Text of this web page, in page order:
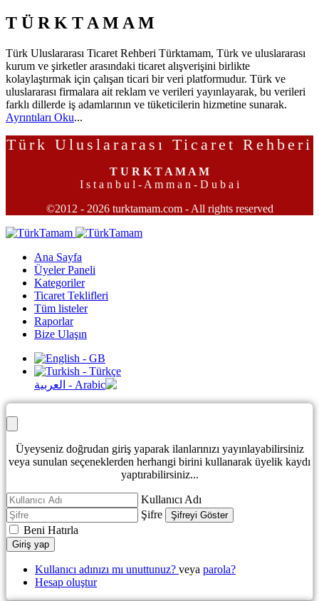
T Ü R K T A M A M
Türk Uluslararası Ticaret Rehberi Türktamam, Türk ve uluslararası
kurum ve şirketler arasındaki ticaret alışverişini birlikte
kolaylaştırmak için çalışan ticari bir veri platformudur. Türk ve
uluslararası firmalara ait reklam ve verileri yayınlayarak, bu verileri
farklı dillerde iş adamlarının ve tüketicilerin hizmetine sunarak.
Ayrıntıları Oku...
Türk Uluslararası Ticaret Rehberi
T U R K T A M A M
I s t a n b u l - A m m a n - D u b a i
©2012 - 2026 turktamam.com - All rights reserved
Ana Sayfa
Üyeler Paneli
Kategoriler
Ticaret Teklifleri
Tüm listeler
Raporlar
Bize Ulaşın
Üyeyseniz doğrudan giriş yaparak ilanlarınızı yayınlayabilirsiniz
veya sunulan seçeneklerden herhangi birini kullanarak üyelik kaydı
yaptırabilirsiniz...
Kullanıcı Adı
Şifre
Şifreyi Göster
Beni Hatırla
Giriş yap
Kullanıcı adınızı mı unuttunuz? veya parola?
Hesap oluştur